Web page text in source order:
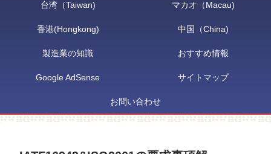
台湾（Taiwan) マカオ（Macau)
香港(Hongkong) 中国（China)
製造業の知識 おすすめ情報
Google AdSense サイトマップ
お問い合わせ